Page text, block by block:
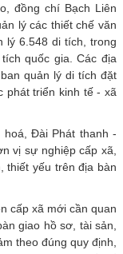
đồng chí Bạch Liên
lý các thiết chế văn
lý 6.548 di tích, trong
quốc gia. Các địa
quản lý di tích đặt
phát triển kinh tế - xã
Đài Phát thanh -
vị sự nghiệp cấp xã,
thiết yếu trên địa bàn
cấp xã mới cần quan
giao hồ sơ, tài sản,
theo đúng quy định,